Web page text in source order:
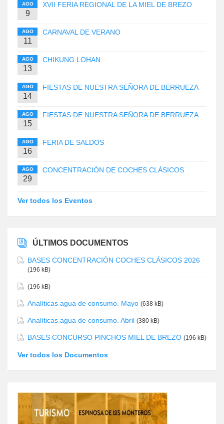
AGO
9
XVII FERIA REGIONAL DE LA MIEL DE BREZO
AGO
11
CARNAVAL DE VERANO
AGO
13
CHIKUNG LOHAN
AGO
14
FIESTAS DE NUESTRA SEÑORA DE BERRUEZA
AGO
15
FIESTAS DE NUESTRA SEÑORA DE BERRUEZA
AGO
16
FERIA DE SALDOS
AGO
29
CONCENTRACIÓN DE COCHES CLÁSICOS
Ver todos los Eventos
ÚLTIMOS DOCUMENTOS
BASES CONCENTRACIÓN COCHES CLÁSICOS 2026
(196 kB)
(196 kB)
Analíticas agua de consumo. Mayo (638 kB)
Analíticas agua de consumo. Abril (380 kB)
BASES CONCURSO PINCHOS MIEL DE BREZO (196 kB)
Ver todos los Documentos